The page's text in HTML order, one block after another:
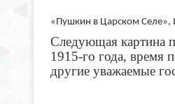
«Пушкин в Царском Селе»,
Следующая картина
1915-го года, время
другие уважаемые